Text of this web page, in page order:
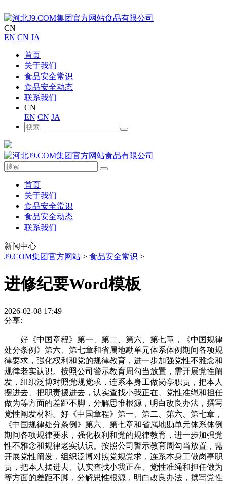
CN
EN CN JA
首页
关于我们
食品安全常识
食品安全动态
联系我们
CN
EN CN JA
首页
关于我们
食品安全常识
食品安全动态
联系我们
新闻中心
J9.COM集团官方网站 > 食品安全常识 >
进修纪要Word模板
2026-02-08 17:49
分享:
好《中国章程》第一、第二、第六、第七章，《中国规律
处分条例》第六、第七章和省属地勘单元体系体例期间各项规
律要求，强化权利和党的规律教育，进一步加强党性不雅念和
规律老实认识。按照公司警示教育周勾当放置，需开展党性阐
发，组织泛博对照党规党求，连系本身工做岗亭职责，把本人
摆进去、把职责摆进去，认实查找小我正在、党性准绳和担任
做为等方面的差距不脚，分解思惟根源，明白改良办法，撰写
党性阐发材料。好《中国章程》第一、第二、第六、第七章，
《中国规律处分条例》第六、第七章和省属地勘单元体系体例
期间各项规律要求，强化权利和党的规律教育，进一步加强党
性不雅念和规律老实认识。按照公司警示教育周勾当放置，需
开展党性阐发，组织泛博对照党规党求，连系本身工做岗亭职
责，把本人摆进去、认实查找小我正在、党性准绳和担任做为
等方面的差距不脚，分解思惟根源，明白改良办法，撰写党性